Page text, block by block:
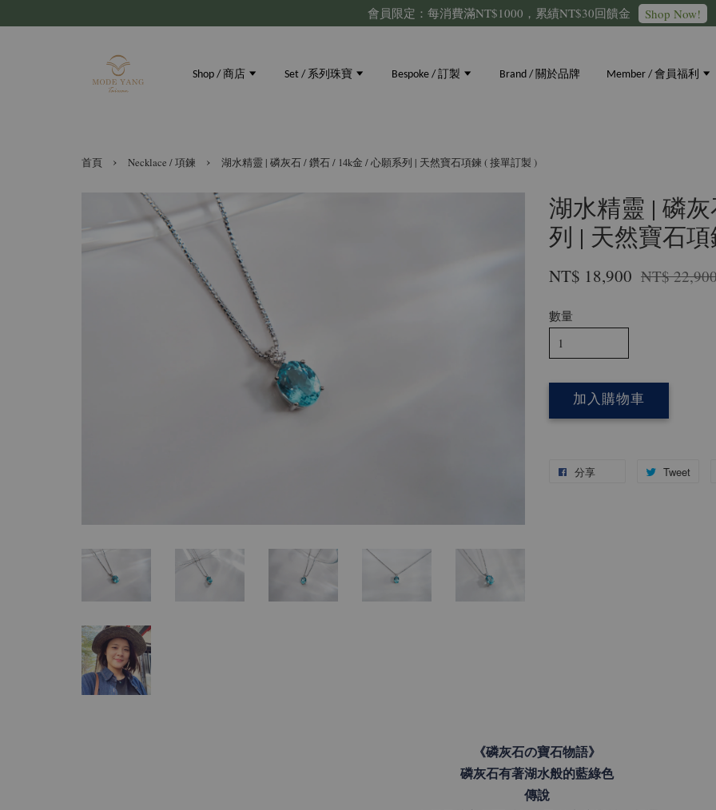
會員限定：每消費滿NT$1000，累績NT$30回饋金 Shop Now!
Shop / 商店 Set / 系列珠寶 Bespoke / 訂製 Brand / 關於品牌 Member / 會員福利
首頁 › Necklace / 項鍊 › 湖水精靈 | 磷灰石 / 鑽石 / 14k金 / 心願系列 | 天然寶石項鍊 ( 接單訂製 )
湖水精靈 | 磷
列 | 天然寶石
NT$ 18,900 NT$
數量
加入購物車
分享 Tweet
《磷灰石の寶石物語》
磷灰石有著湖水般的藍綠色
傳說